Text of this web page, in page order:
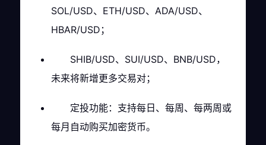
SOL/USD、ETH/USD、ADA/USD、
HBAR/USD；
SHIB/USD、SUI/USD、BNB/USD，
未来将新增更多交易对；
定投功能：支持每日、每周、每两周或
每月自动购买加密货币。